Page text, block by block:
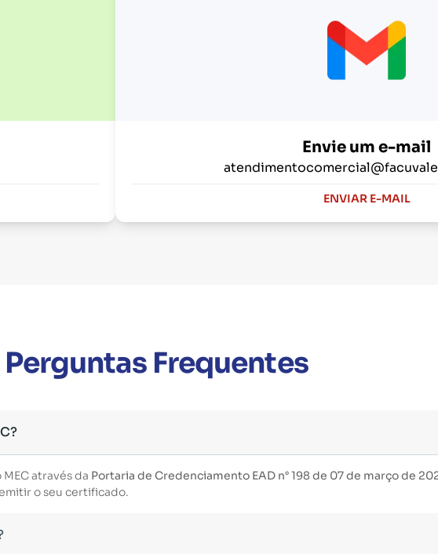
Envie um e-mail
ENVIAR E-MAIL
Perguntas Frequentes
através da Portaria de Credenciamento EAD n° 198 de 07 de março de
o seu certificado.